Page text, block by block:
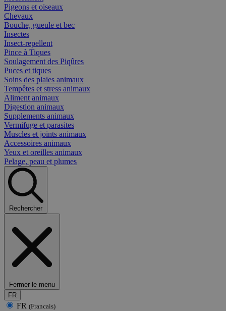
Pigeons et oiseaux
Chevaux
Bouche, gueule et bec
Insectes
Insect-repellent
Pince à Tiques
Soulagement des Piqûres
Puces et tiques
Soins des plaies animaux
Tempêtes et stress animaux
Aliment animaux
Digestion animaux
Supplements animaux
Vermifuge et parasites
Muscles et joints animaux
Accessoires animaux
Yeux et oreilles animaux
Pelage, peau et plumes
Rechercher
Fermer le menu
FR
FR (Francais)